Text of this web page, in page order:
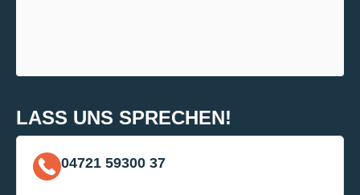
LASS UNS SPRECHEN!
04721 59300 37